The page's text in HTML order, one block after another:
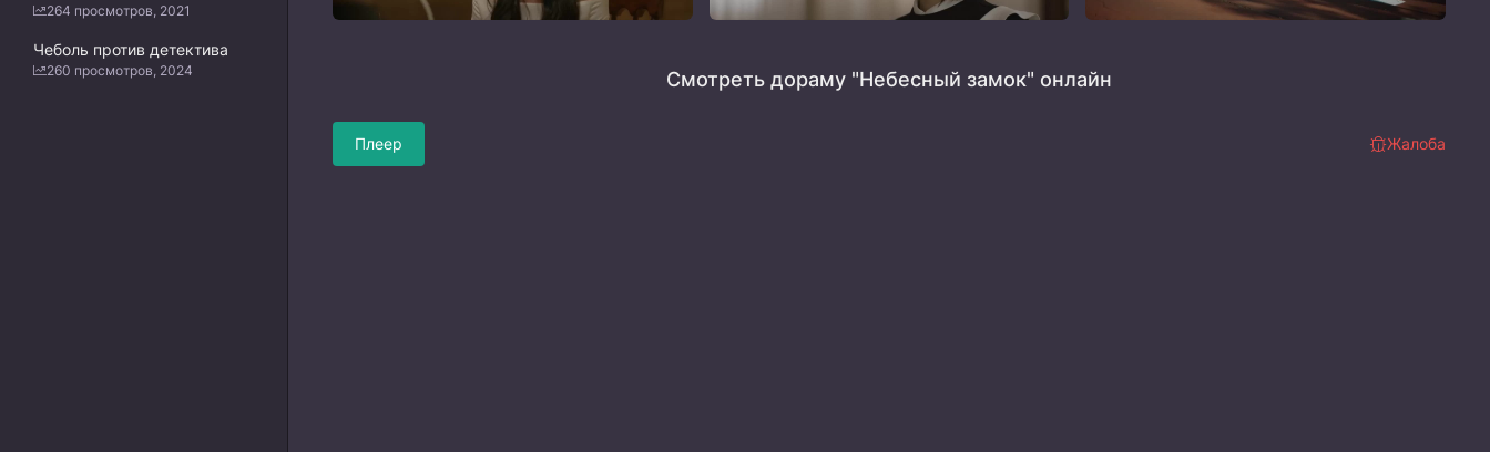
Смотреть дораму "Небесный замок" онлайн
Плеер Жалоба
264 просмотров, 2021
Чеболь против детектива
260 просмотров, 2024